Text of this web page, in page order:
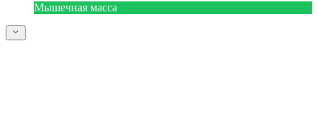
Мышечная масса